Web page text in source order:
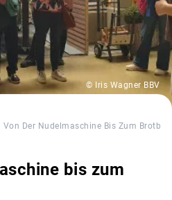
© Iris Wagner BBV
Von Der Nudelmaschine Bis Zum
bis zum